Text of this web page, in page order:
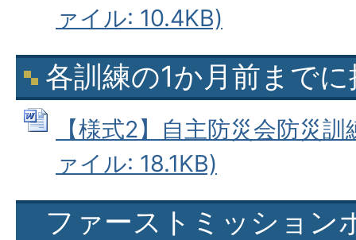
ァイル: 10.4KB)
各訓練の1か月前まで
【様式2】自主防災会防災
ァイル: 18.1KB)
ファーストミッション